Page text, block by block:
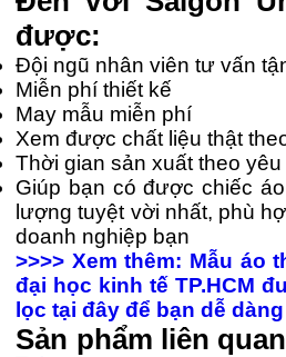
được:
Đội ngũ nhân viên tư vấn
Miễn phí thiết kế
May mẫu miễn phí
Xem được chất liệu thật
Thời gian sản xuất theo yêu
Giúp bạn có được chiếc
lượng tuyệt vời nhất, phù
doanh nghiệp bạn
>>>> Xem thêm: Mẫu áo
đại học kinh tế TP.HCM
lọc tại đây để bạn dễ
Sản phẩm liên quan